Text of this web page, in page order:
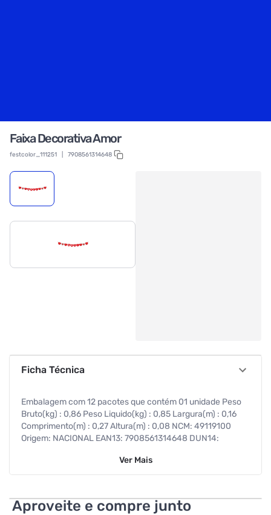
Faixa Decorativa Amor
festcolor_111251 7908561314648
Ficha Técnica
Embalagem com 12 pacotes que contém 01 unidade Peso
Bruto(kg) : 0,86 Peso Liquido(kg) : 0,85 Largura(m) : 0,16
Comprimento(m) : 0,27 Altura(m) : 0,08 NCM: 49119100
Origem: NACIONAL EAN13: 7908561314648 DUN14:
Ver Mais
Aproveite e compre junto